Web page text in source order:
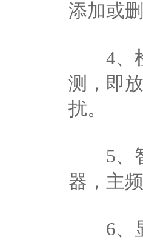
添加或
4、检
测，即
扰。
5、智
器，主
6、显